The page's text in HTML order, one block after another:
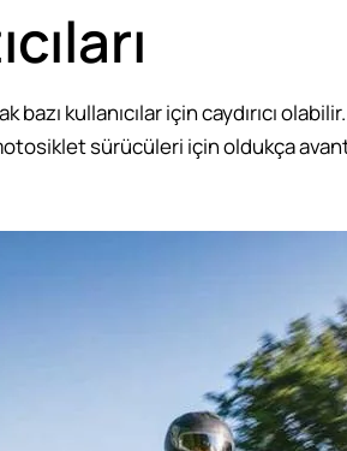
bazı kullanıcılar için caydırıcı
sürücüleri için oldukça